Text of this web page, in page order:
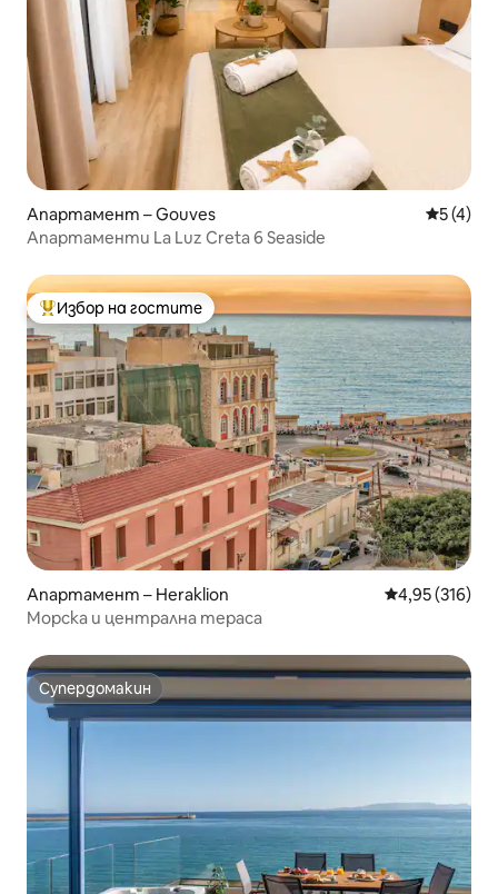
Апартамент – Gouves Средна
5 (4)
Апартаменти La Luz Creta 6 Seaside
Най-популярен избор на гостите
Избор на гостите
Апартамент – Heraklion Средна
4,95 (316)
Морска и централна тераса
Супердомакин
Супердомакин